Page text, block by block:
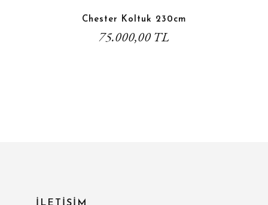
Chester Koltuk 230cm
75.000,00 TL
İLETİŞİM